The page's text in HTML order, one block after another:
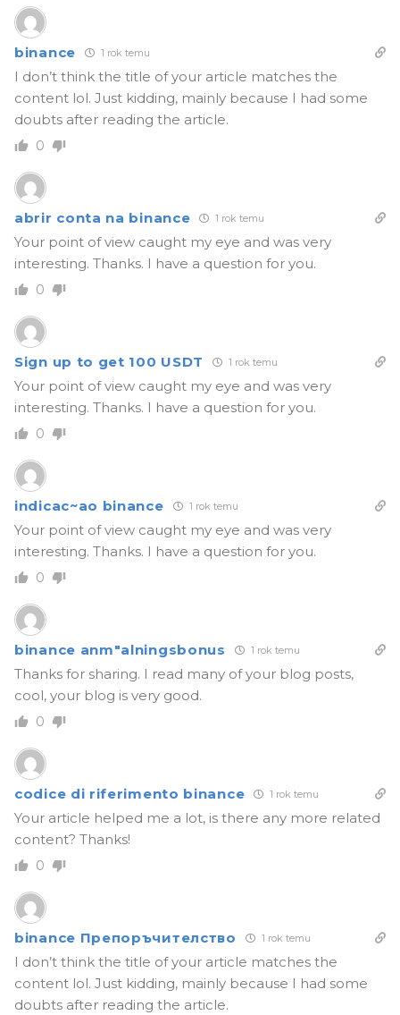
binance 1 rok temu
I don’t think the title of your article matches the
content lol. Just kidding, mainly because I had some
doubts after reading the article.
0
abrir conta na binance 1 rok temu
Your point of view caught my eye and was very
interesting. Thanks. I have a question for you.
0
Sign up to get 100 USDT 1 rok temu
Your point of view caught my eye and was very
interesting. Thanks. I have a question for you.
0
indicac~ao binance 1 rok temu
Your point of view caught my eye and was very
interesting. Thanks. I have a question for you.
0
binance anm"alningsbonus 1 rok temu
Thanks for sharing. I read many of your blog posts,
cool, your blog is very good.
0
codice di riferimento binance 1 rok temu
Your article helped me a lot, is there any more related
content? Thanks!
0
binance Препоръчителство 1 rok temu
I don’t think the title of your article matches the
content lol. Just kidding, mainly because I had some
doubts after reading the article.